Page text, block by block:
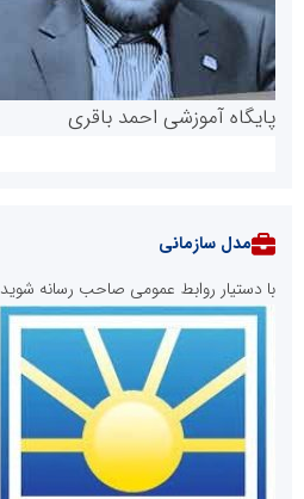
پایگاه آموزشی احمد باقری
روابط عمومی خبرگزاری گزارش خبر
مدل سازمانی
با دستیار روابط عمومی صاحب رسانه شوید